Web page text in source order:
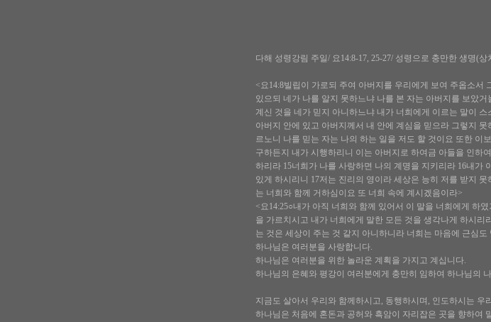
다해 성령강림 주일/ 요14:8-17, 25-27/ 성령으로 충만한 생명(
<요14:8빌립이 가로되 주여 아버지를 우리에게 보여 주옵소서
있으되 네가 나를 알지 못하느냐 나를 본 자는 아버지를 보았
계신 것을 네가 믿지 아니하느냐 내가 너희에게 이르는 말이
아버지 안에 있고 아버지께서 내 안에 계심을 믿으라 그렇지
르노니 나를 믿는 자는 나의 하는 일을 저도 할 것이요 또한 이
구하든지 내가 시행하리니 이는 아버지로 하여금 아들을 인하
하리라 15너희가 나를 사랑하면 나의 계명을 지키리라 16내가
있게 하시리니 17저는 진리의 영이라 세상은 능히 저를 받지
는 너희와 함께 거하심이요 또 너희 속에 계시겠음이라>
<요14:25○내가 아직 너희와 함께 있어서 이 말을 너희에게 하
을 가르치시고 내가 너희에게 말한 모든 것을 생각나게 하시
는 것은 세상이 주는 것 같지 아니하니라 너희는 마음에 근심도
하나님은 여러분을 사랑합니다.
하나님은 여러분을 위한 놀라운 계획을 가지고 계십니다.
하나님의 은혜와 평강이 여러분에게 충만히 임하여 하나님의
지금도 살아서 우리와 함께하시고, 동행하시며, 인도하시는
하나님은 처음에 혼돈과 공허와 흑암이 자리잡은 곳을 향하여